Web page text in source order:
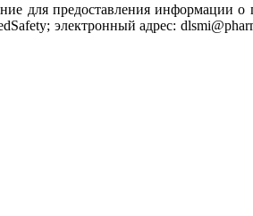
для предоставления информации
электронный адрес: